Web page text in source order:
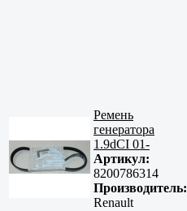
Ремень
генератора
1.9dCI 01-
Артикул:
8200786314
Производитель:
Renault